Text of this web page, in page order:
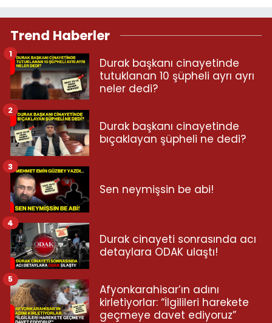
Trend Haberler
Durak başkanı cinayetinde
tutuklanan 10 şüpheli ayrı ayrı
neler dedi?
1
Durak başkanı cinayetinde
bıçaklayan şüpheli ne dedi?
2
Sen neymişsin be abi!
3
Durak cinayeti sonrasında acı
detaylara ODAK ulaştı!
4
Afyonkarahisar’ın adını
kirletiyorlar: “İlgilileri harekete
geçmeye davet ediyoruz”
5